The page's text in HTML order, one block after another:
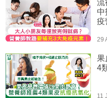
流
中
疫
29
果
4
11